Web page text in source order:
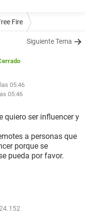
Fire
Siguiente Tema
05:46
05:46
quiero ser influencer y
a personas que
porque se
pueda por favor.